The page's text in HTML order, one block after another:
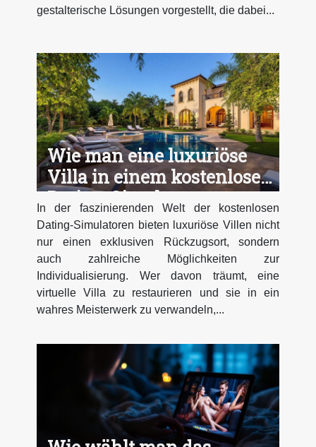
gestalterische Lösungen vorgestellt, die dabei...
Wie man eine luxuriöse
Villa in einem kostenlosen
Dating-Simulator
restauriert
In der faszinierenden Welt der kostenlosen
Dating-Simulatoren bieten luxuriöse Villen nicht
nur einen exklusiven Rückzugsort, sondern
auch zahlreiche Möglichkeiten zur
Individualisierung. Wer davon träumt, eine
virtuelle Villa zu restaurieren und sie in ein
wahres Meisterwerk zu verwandeln,...